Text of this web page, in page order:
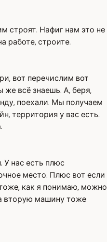
строят. Нафиг нам это не
работе, строите.
вот перечислим вот
же всё знаешь. А, беря,
поехали. Мы получаем
территория у вас есть.
У нас есть плюс
место. Плюс вот если
как я понимаю, можно
вторую машину тоже